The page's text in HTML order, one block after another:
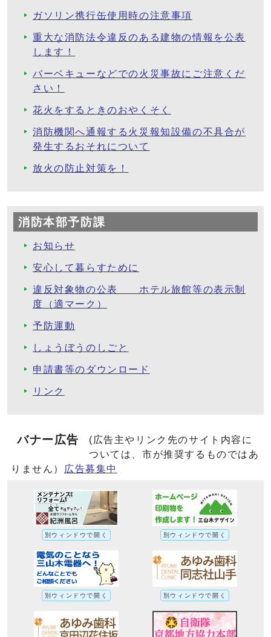
ガソリン携行缶使用時の注意事項
重大な消防法令違反のある建物の情報を公表
します！
バーベキューなどでの火災事故にご注意くだ
さい！
花火をするときのおやくそく
消防機関へ通報する火災報知設備の不具合が
発生するおそれについて
放火の防止対策を！
消防本部予防課
お知らせ
安心して暮らすために
違反対象物の公表 ホテル旅館等の表示制
度（適マーク）
予防運動
しょうぼうのしごと
申請書等のダウンロード
リンク
バナー広告
(広告主やリンク先のサイト内容に
ついては、市が推奨するものではあ
りません）
広告募集中
別ウィンドウで開く 別ウィンドウで開く
別ウィンドウで開く 別ウィンドウで開く